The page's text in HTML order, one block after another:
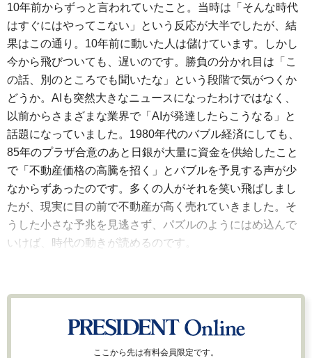
10年前からずっと言われていたこと。当時は「そんな時代
はすぐにはやってこない」という反応が大半でしたが、結
果はこの通り。10年前に動いた人は儲けています。しかし
今から飛びついても、遅いのです。勝負の分かれ目は「こ
の話、別のところでも聞いたな」という段階で気がつくか
どうか。AIも突然大きなニュースになったわけではなく、
以前からさまざまな業界で「AIが発達したらこうなる」と
話題になっていました。1980年代のバブル経済にしても、
85年のプラザ合意のあと日銀が大量に資金を供給したこと
で「不動産価格の高騰を招く」とバブルを予見する声が少
なからずあったのです。多くの人がそれを笑い飛ばしまし
たが、現実に目の前で不動産が高く売れていきました。そ
うした小さな予兆を見逃さず、パズルのようにはめ込んで
いけば、時代の動きが読めるのです。
ここから先は有料会員限定です。